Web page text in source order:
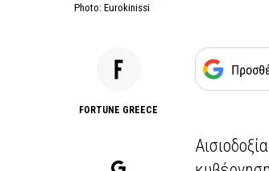
Photo: Eurokinissi
FORTUNE GREECE